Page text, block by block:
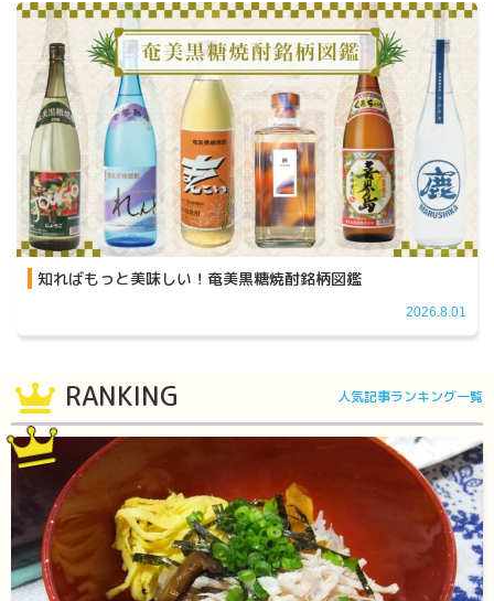
知ればもっと美味しい！奄美黒糖焼酎銘柄図鑑
2026.8.01
RANKING 人気記事ランキング一覧